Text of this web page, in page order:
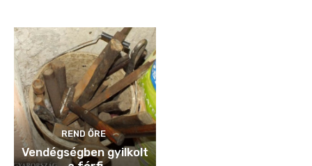
REND ŐRE
Vendégségben gyilkolt